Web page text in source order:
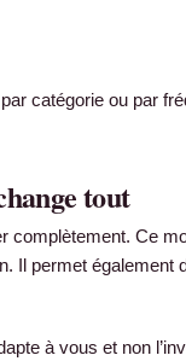
catégorie ou par
tout
complètement. Ce
Il permet
à vous et non